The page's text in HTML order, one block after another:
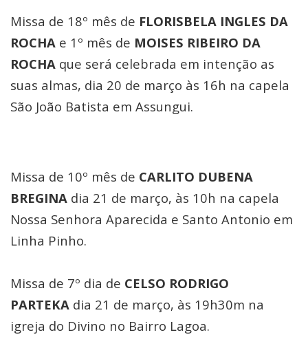
Missa de 18º mês de FLORISBELA INGLES DA
ROCHA e 1º mês de MOISES RIBEIRO DA
ROCHA que será celebrada em intenção as
suas almas, dia 20 de março às 16h na capela
São João Batista em Assungui.
Missa de 10º mês de CARLITO DUBENA
BREGINA dia 21 de março, às 10h na capela
Nossa Senhora Aparecida e Santo Antonio em
Linha Pinho.
Missa de 7º dia de CELSO RODRIGO
PARTEKA dia 21 de março, às 19h30m na
igreja do Divino no Bairro Lagoa.